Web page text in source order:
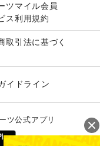
ツマイル会員
ス利用規約
取引法に基づく
イドライン
ツ公式アプリ